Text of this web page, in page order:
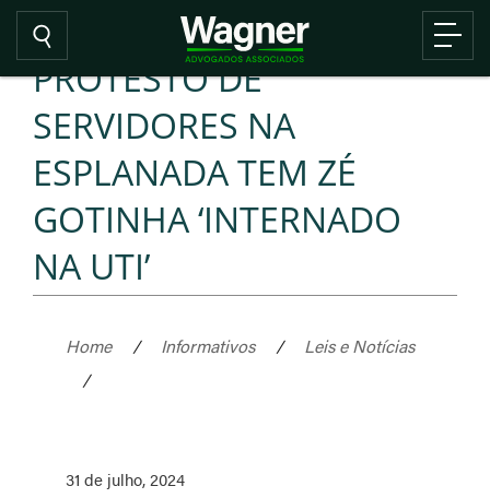
PROTESTO DE
SERVIDORES NA
ESPLANADA TEM ZÉ
GOTINHA ‘INTERNADO
NA UTI’
Home / Informativos /
Leis e Notícias
/
31 de julho, 2024